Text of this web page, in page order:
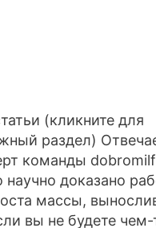
(кликните для
раздел)
команды
доказано
массы,
вы не будете чем-